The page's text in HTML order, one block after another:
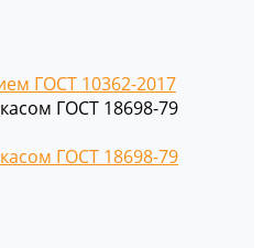
ГОСТ 10362-2017
ГОСТ 18698-79
ГОСТ 18698-79